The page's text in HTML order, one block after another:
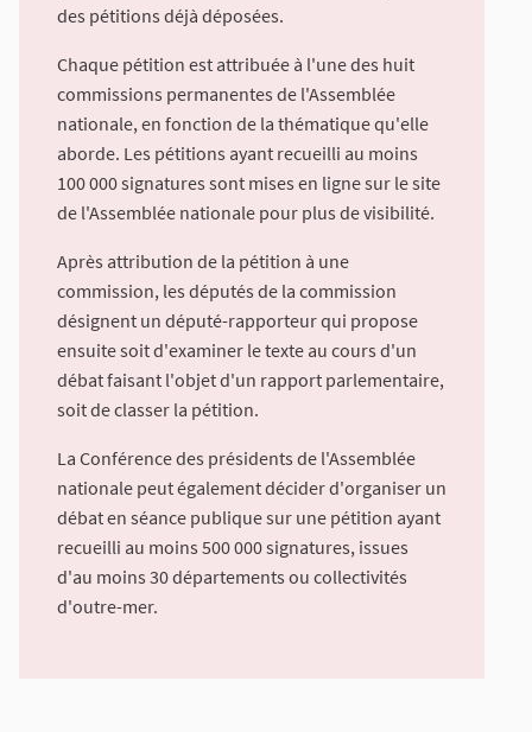
des pétitions déjà déposées.
Chaque pétition est attribuée à l'une des huit
commissions permanentes de l'Assemblée
nationale, en fonction de la thématique qu'elle
aborde. Les pétitions ayant recueilli au moins
100 000 signatures sont mises en ligne sur le site
de l'Assemblée nationale pour plus de visibilité.
Après attribution de la pétition à une
commission, les députés de la commission
désignent un député-rapporteur qui propose
ensuite soit d'examiner le texte au cours d'un
débat faisant l'objet d'un rapport parlementaire,
soit de classer la pétition.
La Conférence des présidents de l'Assemblée
nationale peut également décider d'organiser un
débat en séance publique sur une pétition ayant
recueilli au moins 500 000 signatures, issues
d'au moins 30 départements ou collectivités
d'outre-mer.